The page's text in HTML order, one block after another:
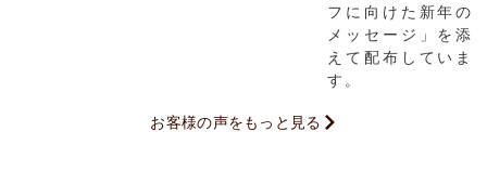
フに向けた新年の
メッセージ」を添
えて配布していま
す。
お客様の声をもっと見る